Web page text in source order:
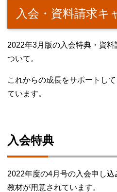
入会・資料請求キ
2022年3月版の入会特典・資
ついて。
これからの成長をサポートし
ています。
入会特典
2022年度の4月号の入会申し
教材が用意されています。